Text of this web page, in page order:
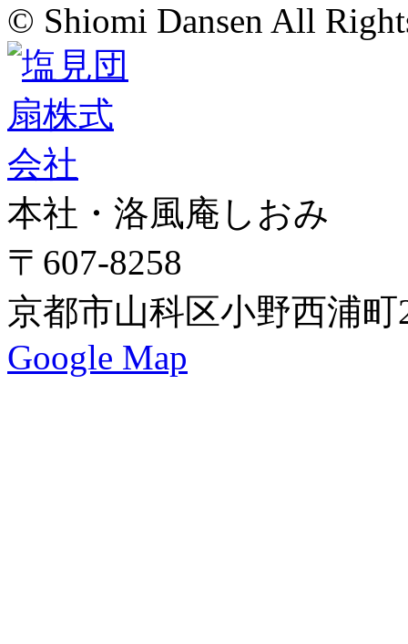
© Shiomi Dansen All
本社・洛風庵しおみ
〒607-8258
京都市山科区小野西浦町
Google Map